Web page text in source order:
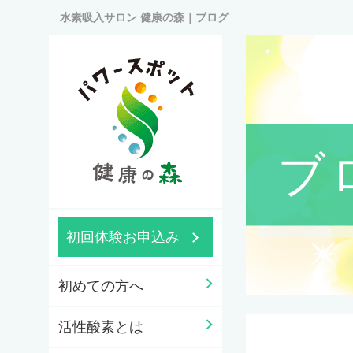
水素吸入サロン 健康の森｜ブログ
初回体験お申込み
初めての方へ
活性酸素とは
ブ